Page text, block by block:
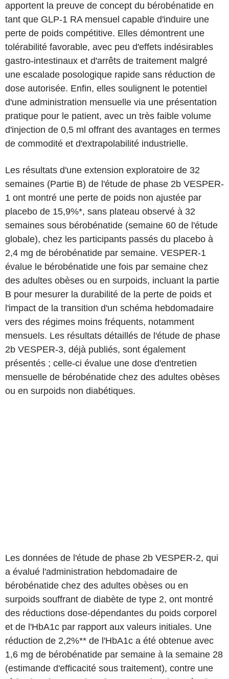
apportent la preuve de concept du bérobénatide en
tant que GLP-1 RA mensuel capable d'induire une
perte de poids compétitive. Elles démontrent une
tolérabilité favorable, avec peu d'effets indésirables
gastro-intestinaux et d'arrêts de traitement malgré
une escalade posologique rapide sans réduction de
dose autorisée. Enfin, elles soulignent le potentiel
d'une administration mensuelle via une présentation
pratique pour le patient, avec un très faible volume
d'injection de 0,5 ml offrant des avantages en termes
de commodité et d'extrapolabilité industrielle.
Les résultats d'une extension exploratoire de 32
semaines (Partie B) de l'étude de phase 2b VESPER-
1 ont montré une perte de poids non ajustée par
placebo de 15,9%*, sans plateau observé à 32
semaines sous bérobénatide (semaine 60 de l'étude
globale), chez les participants passés du placebo à
2,4 mg de bérobénatide par semaine. VESPER-1
évalue le bérobénatide une fois par semaine chez
des adultes obèses ou en surpoids, incluant la partie
B pour mesurer la durabilité de la perte de poids et
l'impact de la transition d'un schéma hebdomadaire
vers des régimes moins fréquents, notamment
mensuels. Les résultats détaillés de l'étude de phase
2b VESPER-3, déjà publiés, sont également
présentés ; celle-ci évalue une dose d'entretien
mensuelle de bérobénatide chez des adultes obèses
ou en surpoids non diabétiques.
Les données de l'étude de phase 2b VESPER-2, qui
a évalué l'administration hebdomadaire de
bérobénatide chez des adultes obèses ou en
surpoids souffrant de diabète de type 2, ont montré
des réductions dose-dépendantes du poids corporel
et de l'HbA1c par rapport aux valeurs initiales. Une
réduction de 2,2%** de l'HbA1c a été obtenue avec
1,6 mg de bérobénatide par semaine à la semaine 28
(estimande d'efficacité sous traitement), contre une